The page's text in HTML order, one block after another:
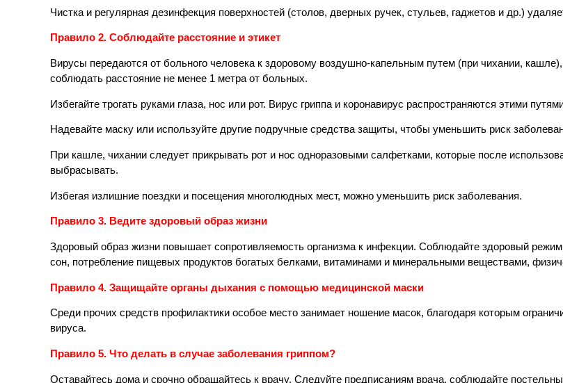
Чистка и регулярная дезинфекция поверхностей (столов, дверных ручек, стульев, гаджетов и др.)
Правило 2. Соблюдайте расстояние и этикет
Вирусы передаются от больного человека к здоровому воздушно-капельным путем (при чихании,
соблюдать расстояние не менее 1 метра от больных.
Избегайте трогать руками глаза, нос или рот. Вирус гриппа и коронавирус распространяются этими
Надевайте маску или используйте другие подручные средства защиты, чтобы уменьшить риск
При кашле, чихании следует прикрывать рот и нос одноразовыми салфетками, которые после
выбрасывать.
Избегая излишние поездки и посещения многолюдных мест, можно уменьшить риск заболевания.
Правило 3. Ведите здоровый образ жизни
Здоровый образ жизни повышает сопротивляемость организма к инфекции. Соблюдайте здоровый
сон, потребление пищевых продуктов богатых белками, витаминами и минеральными веществами,
Правило 4. Защищайте органы дыхания с помощью медицинской маски
Среди прочих средств профилактики особое место занимает ношение масок, благодаря которым
вируса.
Правило 5. Что делать в случае заболевания гриппом?
Оставайтесь дома и срочно обращайтесь к врачу. Следуйте предписаниям врача, соблюдайте